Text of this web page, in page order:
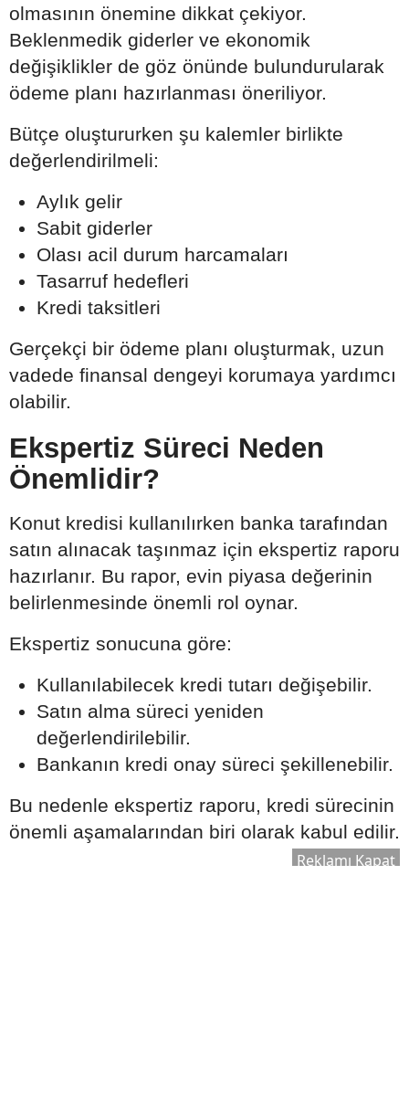
olmasının önemine dikkat çekiyor.
Beklenmedik giderler ve ekonomik
değişiklikler de göz önünde bulundurularak
ödeme planı hazırlanması öneriliyor.
Bütçe oluştururken şu kalemler birlikte
değerlendirilmeli:
Aylık gelir
Sabit giderler
Olası acil durum harcamaları
Tasarruf hedefleri
Kredi taksitleri
Gerçekçi bir ödeme planı oluşturmak, uzun
vadede finansal dengeyi korumaya yardımcı
olabilir.
Ekspertiz Süreci Neden
Önemlidir?
Konut kredisi kullanılırken banka tarafından
satın alınacak taşınmaz için ekspertiz raporu
hazırlanır. Bu rapor, evin piyasa değerinin
belirlenmesinde önemli rol oynar.
Ekspertiz sonucuna göre:
Kullanılabilecek kredi tutarı değişebilir.
Satın alma süreci yeniden
değerlendirilebilir.
Bankanın kredi onay süreci şekillenebilir.
Bu nedenle ekspertiz raporu, kredi sürecinin
önemli aşamalarından biri olarak kabul edilir.
Reklamı Kapat